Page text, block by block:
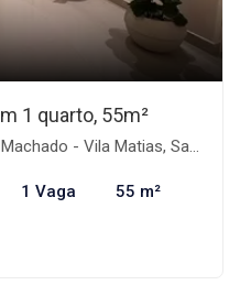
1 quarto, 55m²
- Vila Matias, Santos-SP
1 Vaga 55 m²